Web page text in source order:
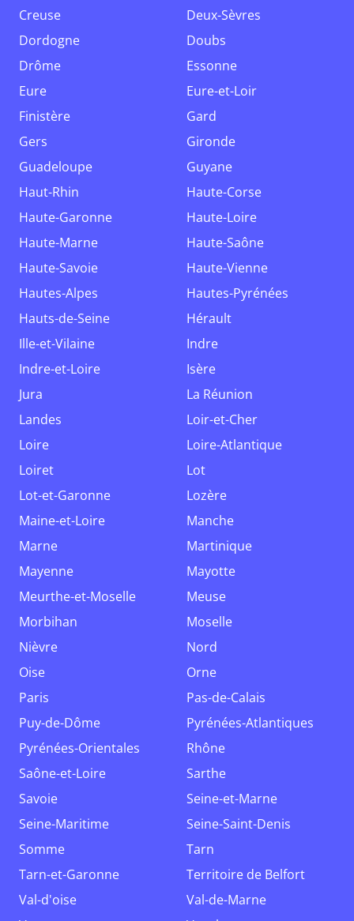
Creuse
Deux-Sèvres
Dordogne
Doubs
Drôme
Essonne
Eure
Eure-et-Loir
Finistère
Gard
Gers
Gironde
Guadeloupe
Guyane
Haut-Rhin
Haute-Corse
Haute-Garonne
Haute-Loire
Haute-Marne
Haute-Saône
Haute-Savoie
Haute-Vienne
Hautes-Alpes
Hautes-Pyrénées
Hauts-de-Seine
Hérault
Ille-et-Vilaine
Indre
Indre-et-Loire
Isère
Jura
La Réunion
Landes
Loir-et-Cher
Loire
Loire-Atlantique
Loiret
Lot
Lot-et-Garonne
Lozère
Maine-et-Loire
Manche
Marne
Martinique
Mayenne
Mayotte
Meurthe-et-Moselle
Meuse
Morbihan
Moselle
Nièvre
Nord
Oise
Orne
Paris
Pas-de-Calais
Puy-de-Dôme
Pyrénées-Atlantiques
Pyrénées-Orientales
Rhône
Saône-et-Loire
Sarthe
Savoie
Seine-et-Marne
Seine-Maritime
Seine-Saint-Denis
Somme
Tarn
Tarn-et-Garonne
Territoire de Belfort
Val-d'oise
Val-de-Marne